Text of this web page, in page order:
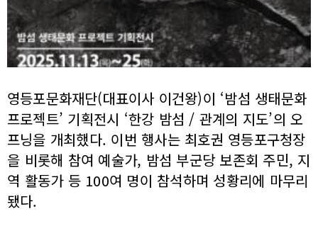
영등포문화재단(대표이사 이건왕)이 ‘밤섬 생태문화
프로젝트’ 기획전시 ‘한강 밤섬 / 관계의 지도’의 오
프닝을 개최했다. 이번 행사는 최호권 영등포구청장
을 비롯해 참여 예술가, 밤섬 부군당 보존회 주민, 지
역 활동가 등 100여 명이 참석하며 성황리에 마무리
됐다.